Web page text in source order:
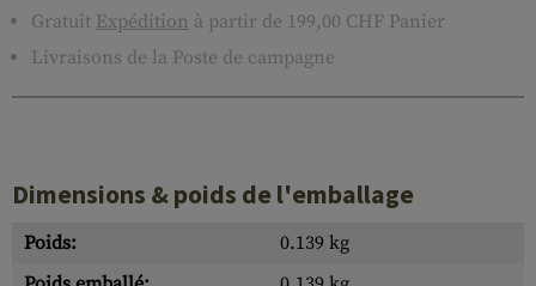
Gratuit Expédition à partir de 199,00 CHF Panier
Livraisons de la Poste de campagne
Dimensions & poids de l'emballage
Poids:
0.139 kg